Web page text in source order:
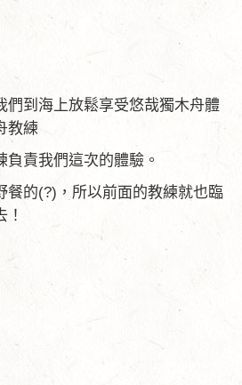
們到海上放鬆享受悠哉獨木舟體
教練
責我們這次的體驗。
餐的(?)，所以前面的教練就也臨